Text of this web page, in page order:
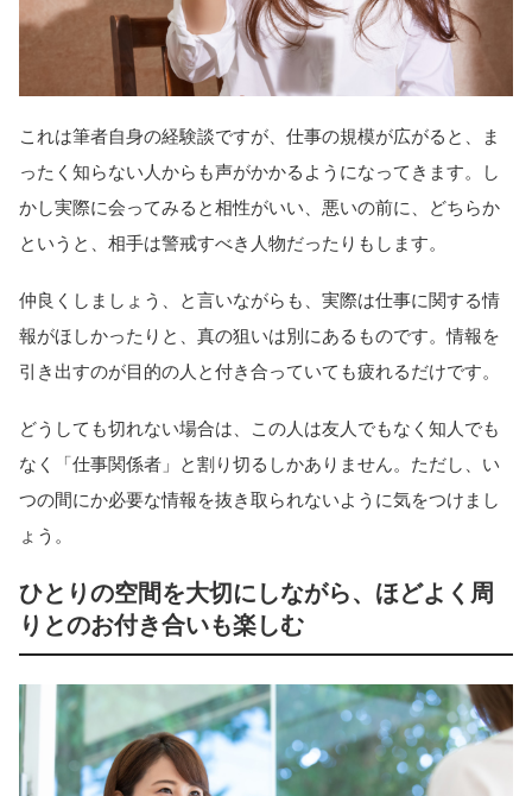
これは筆者自身の経験談ですが、仕事の規模が広がると、ま
ったく知らない人からも声がかかるようになってきます。し
かし実際に会ってみると相性がいい、悪いの前に、どちらか
というと、相手は警戒すべき人物だったりもします。
仲良くしましょう、と言いながらも、実際は仕事に関する情
報がほしかったりと、真の狙いは別にあるものです。情報を
引き出すのが目的の人と付き合っていても疲れるだけです。
どうしても切れない場合は、この人は友人でもなく知人でも
なく「仕事関係者」と割り切るしかありません。ただし、い
つの間にか必要な情報を抜き取られないように気をつけまし
ょう。
ひとりの空間を大切にしながら、ほどよく周
りとのお付き合いも楽しむ